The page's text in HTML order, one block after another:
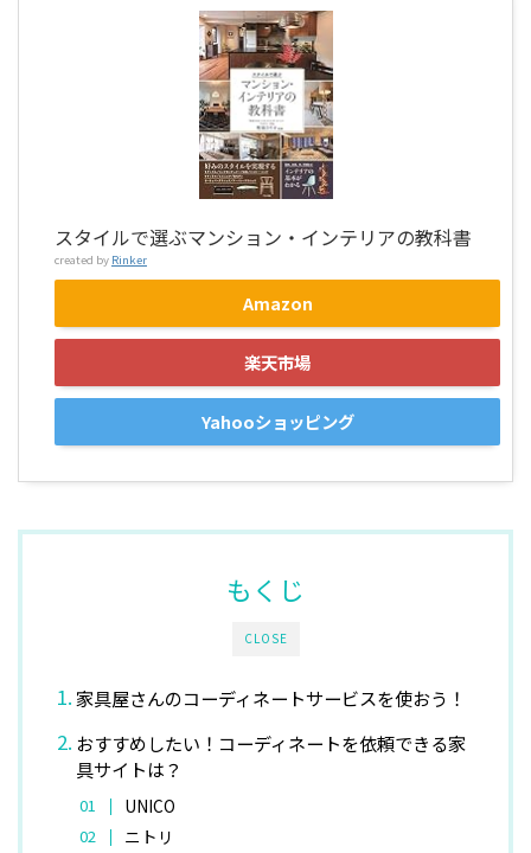
スタイルで選ぶマンション・インテリアの教科書
created by Rinker
Amazon
楽天市場
Yahooショッピング
CLOSE
もくじ
家具屋さんのコーディネートサービスを使おう！
おすすめしたい！コーディネートを依頼できる家
具サイトは？
UNICO
ニトリ